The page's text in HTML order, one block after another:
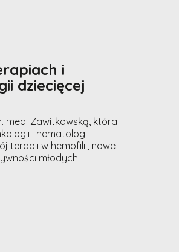
i
dziecięcej
med. Zawitkowską, która
i hematologii
terapii w hemofilii, nowe
młodych